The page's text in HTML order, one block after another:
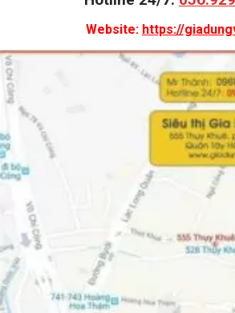
Website: https://